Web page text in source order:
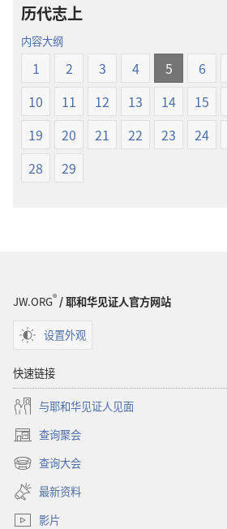
历代志上
内容大纲
1 2 3 4 5 6
10
11 12 13 14 15
19
20 21 22 23 24
28
29
JW.ORG® / 耶和华见证人官方网站
设置外观
快速链接
与耶和华见证人见面
查询聚会
（打
开
新
窗
口）
查询大会
（打
开
新
窗
最新资料
影片